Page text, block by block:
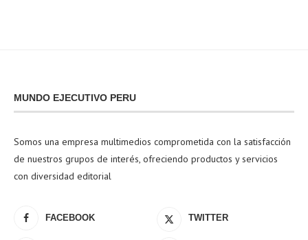
MUNDO EJECUTIVO PERU
Somos una empresa multimedios comprometida con la satisfacción
de nuestros grupos de interés, ofreciendo productos y servicios
con diversidad editorial
FACEBOOK TWITTER